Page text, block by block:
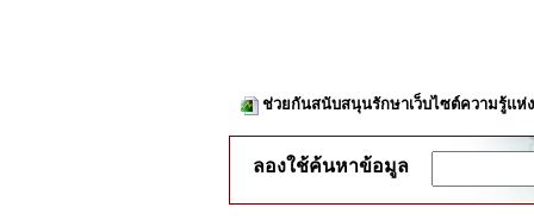
ช่วยกันสนับสนุนรักษาเว็บไซต์ความรู้แห่
ลองใช้ค้นหาข้อมูล